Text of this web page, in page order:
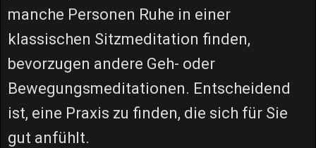
manche Personen Ruhe in einer
klassischen Sitzmeditation finden,
bevorzugen andere Geh- oder
Bewegungsmeditationen. Entscheidend
ist, eine Praxis zu finden, die sich für Sie
gut anfühlt.